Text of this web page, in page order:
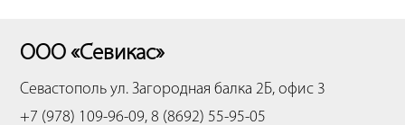
ООО «Севикас»
Севастополь ул. Загородная балка 2Б, офис 3
+7 (978) 109-96-09, 8 (8692) 55-95-05